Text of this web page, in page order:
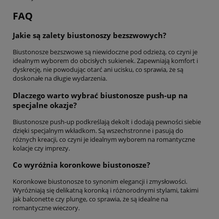
FAQ
Jakie są zalety biustonoszy bezszwowych?
Biustonosze bezszwowe są niewidoczne pod odzieżą, co czyni je
idealnym wyborem do obcisłych sukienek. Zapewniają komfort i
dyskrecję, nie powodując otarć ani ucisku, co sprawia, że są
doskonałe na długie wydarzenia.
Dlaczego warto wybrać biustonosze push-up na
specjalne okazje?
Biustonosze push-up podkreślają dekolt i dodają pewności siebie
dzięki specjalnym wkładkom. Są wszechstronne i pasują do
różnych kreacji, co czyni je idealnym wyborem na romantyczne
kolacje czy imprezy.
Co wyróżnia koronkowe biustonosze?
Koronkowe biustonosze to synonim elegancji i zmysłowości.
Wyróżniają się delikatną koronką i różnorodnymi stylami, takimi
jak balconette czy plunge, co sprawia, że są idealne na
romantyczne wieczory.